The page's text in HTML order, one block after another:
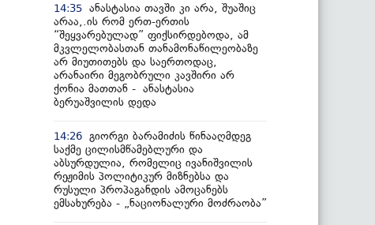
14:35 ანასტასია თავში კი არა, შუაშიც
არაა,.ის რომ ერთ-ერთის
“შეყვარებულად” ფიქსირდებოდა, ამ
მკვლელობასთან თანამონაწილეობაზე
არ მიუთითებს და საერთოდაც,
არანაირი მეგობრული კავშირი არ
ქონია მათთან - ანასტასია
ბერუაშვილის დედა
14:26 გიორგი ბარამიძის წინააღმდეგ
საქმე ცილისმწამებლური და
აბსურდულია, რომელიც ივანიშვილის
რეჟიმის პოლიტიკურ მიზნებსა და
რუსული პროპაგანდის ამოცანებს
ემსახურება - „ნაციონალური მოძრაობა”